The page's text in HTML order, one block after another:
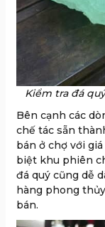
Kiểm tra đá
Bên cạnh các
chế tác sẵn
bán ở chợ với
biệt khu phiên
đá quý cũng dễ
hàng phong
bán.